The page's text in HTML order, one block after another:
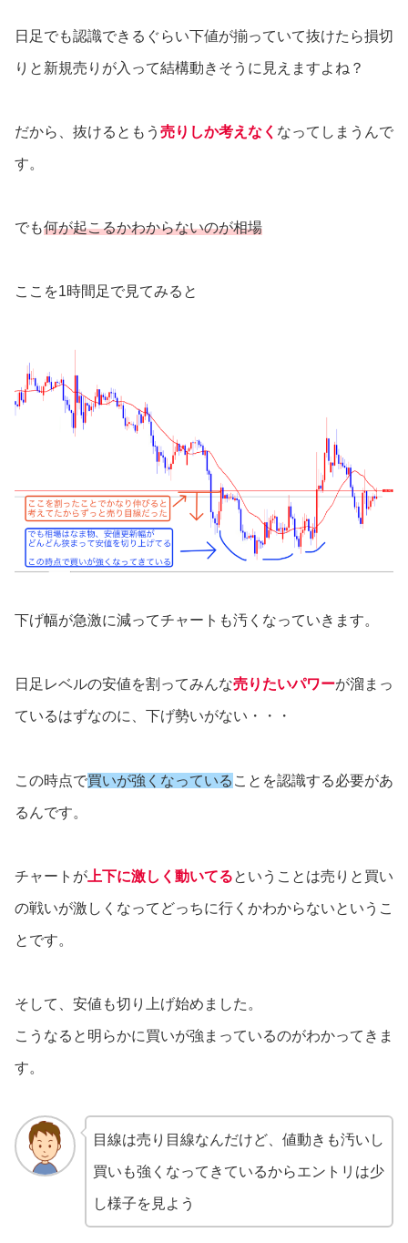
日足でも認識できるぐらい下値が揃っていて抜けたら損切
りと新規売りが入って結構動きそうに見えますよね？
だから、抜けるともう 売りしか考えなく なってしまうんで
す。
でも何が起こるかわからないのが相場
ここを1時間足で見てみると
下げ幅が急激に減ってチャートも汚くなっていきます。
日足レベルの安値を割ってみんな売りたいパワーが溜まっ
ているはずなのに、下げ勢いがない・・・
この時点で買いが強くなっている ことを認識する必要があ
るんです。
チャートが 上下に激しく動いてるということは売りと買い
の戦いが激しくなってどっちに行くかわからないというこ
とです。
そして、安値も切り上げ始めました。
こうなると明らかに買いが強まっているのがわかってきま
す。
目線は売り目線なんだけど、値動きも汚いし
買いも強くなってきているからエントリは少
し様子を見よう